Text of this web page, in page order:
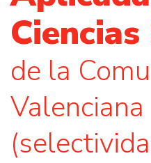
de la
Valenciana